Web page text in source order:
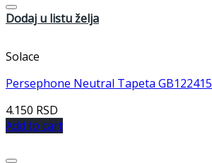
Dodaj u listu želja
Solace
Persephone Neutral Tapeta GB122415
4.150 RSD
Add to cart